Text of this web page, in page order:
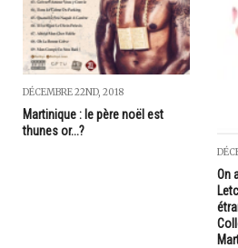
DÉCEMBRE 22ND, 2018
Martinique : le père noël est
thunes or...?
On